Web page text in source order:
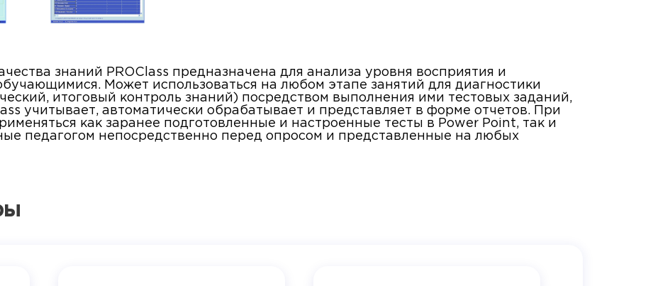
знаний PROClass предназначена для анализа уровня восприятия и
Может использоваться на любом этапе занятий для диагностики
итоговый контроль знаний) посредством выполнения ими тестовых заданий,
учитывает, автоматически обрабатывает и представляет в форме отчетов. При
как заранее подготовленные и настроенные тесты в Power Point, так и
педагогом непосредственно перед опросом и представленные на любых